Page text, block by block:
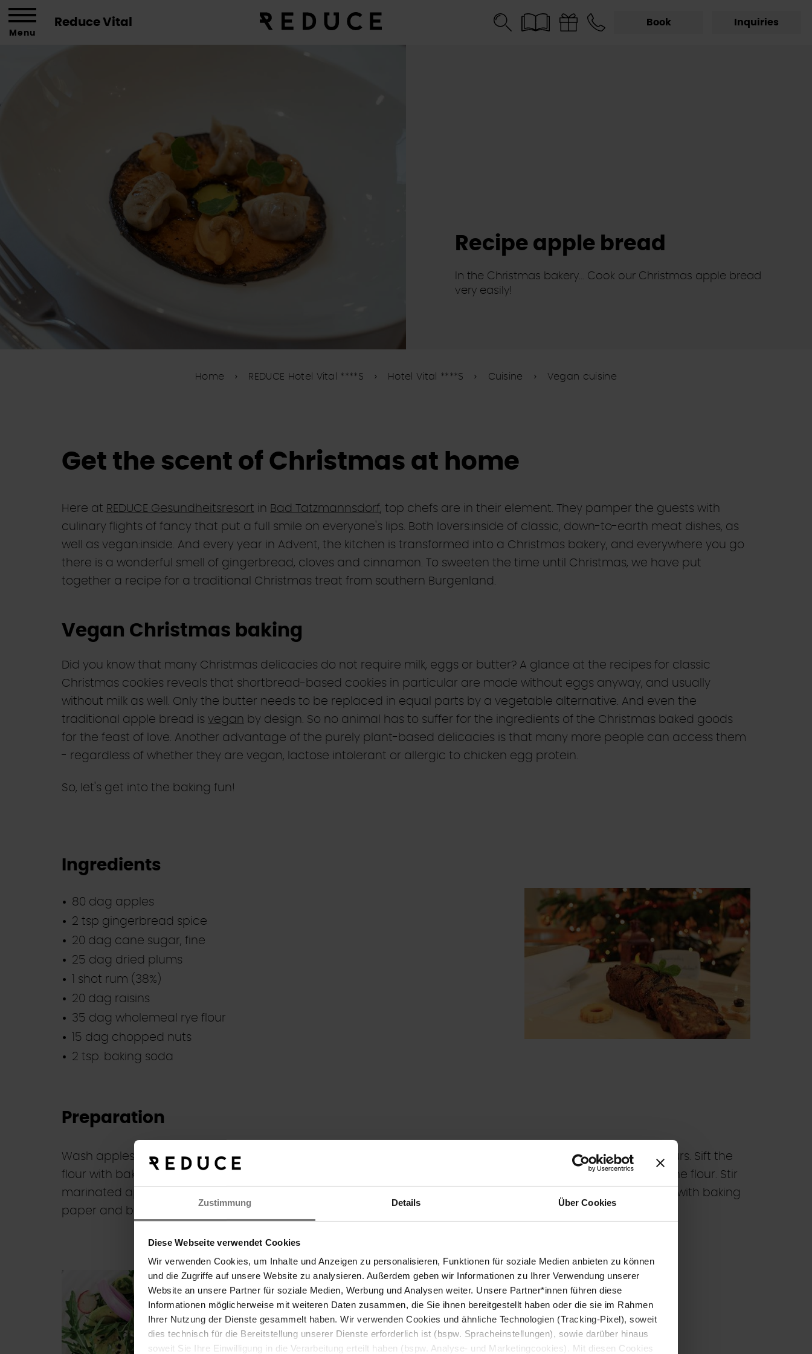
Zustimmung Details Über Cookies
Diese Webseite verwendet Cookies
Wir verwenden Cookies, um Inhalte und Anzeigen zu personalisieren, Funktionen für soziale Medien anbieten zu können
und die Zugriffe auf unsere Website zu analysieren. Außerdem geben wir Informationen zu Ihrer Verwendung unserer
Website an unsere Partner für soziale Medien, Werbung und Analysen weiter. Unsere Partner*innen führen diese
Informationen möglicherweise mit weiteren Daten zusammen, die Sie ihnen bereitgestellt haben oder die sie im Rahmen
Ihrer Nutzung der Dienste gesammelt haben. Wir verwenden Cookies und ähnliche Technologien (Tracking-Pixel), soweit
dies technisch für die Bereitstellung unserer Dienste erforderlich ist (bspw. Spracheinstellungen), sowie darüber hinaus
soweit Sie Ihre Einwilligung in die Verarbeitung erteilt haben (bspw. Analyse- und Marketingcookies). Mit diesen Cookies
Recipe apple bread
In the Christmas bakery... Cook our Christmas apple bread
very easily!
Reduce Vital Inquiries
Book
Home REDUCE Hotel Vital ****S Hotel Vital ****S Cuisine Vegan cuisine
Get the scent of Christmas at home
Here at REDUCE Gesundheitsresort in Bad Tatzmannsdorf, top chefs are in their element. They pamper the guests with
culinary flights of fancy that put a full smile on everyone's lips. Both lovers:inside of classic, down-to-earth meat dishes, as
well as vegan:inside. And every year in Advent, the kitchen is transformed into a Christmas bakery, and everywhere you go
there is a wonderful smell of gingerbread, cloves and cinnamon. To sweeten the time until Christmas, we have put
together a recipe for a traditional Christmas treat from southern Burgenland.
Vegan Christmas baking
Did you know that many Christmas delicacies do not require milk, eggs or butter? A glance at the recipes for classic
Christmas cookies reveals that shortbread-based cookies in particular are made without eggs anyway, and usually
without milk as well. Only the butter needs to be replaced in equal parts by a vegetable alternative. And even the
traditional apple bread is vegan by design. So no animal has to suffer for the ingredients of the Christmas baked goods
for the feast of love. Another advantage of the purely plant-based delicacies is that many more people can access them
- regardless of whether they are vegan, lactose intolerant or allergic to chicken egg protein.
So, let's get into the baking fun!
Ingredients
80 dag apples
2 tsp gingerbread spice
20 dag cane sugar, fine
25 dag dried plums
1 shot rum (38%)
20 dag raisins
35 dag wholemeal rye flour
15 dag chopped nuts
2 tsp. baking soda
Preparation
Wash apples, core and grate coarsely with the peel. Mix with sugar and rum, cover and let stand for a few hours. Sift the
flour with baking soda and gingerbread spice. Cut dried plums into cubes with raisins and nuts and mix into the flour. Stir
marinated apples well with flour mixture. With wet hands, form Striezel of any size. Place on a baking tray lined with baking
paper and bake in a preheated oven at 175°C for about an hour.
Menu
Search
feeling
Rejuvenation, relaxation, exquisite
cuisine, and all-day spa access on
your arrival and departure days.